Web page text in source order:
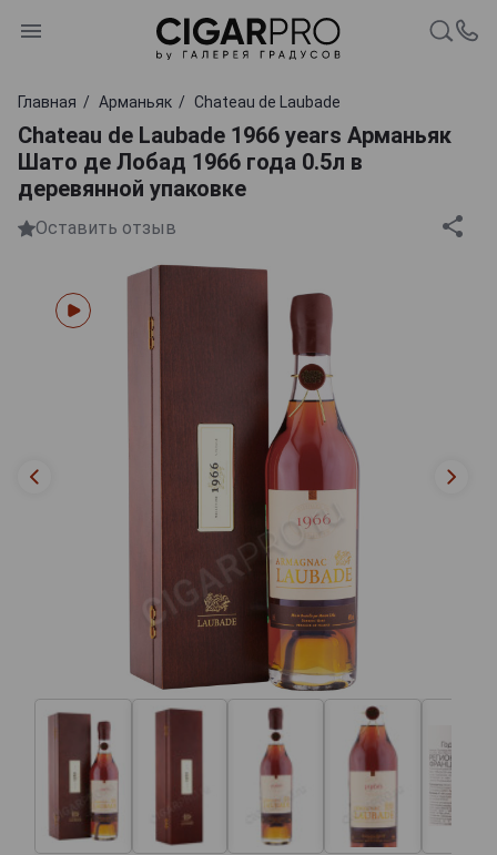
Главная Арманьяк Chateau de Laubade
Chateau de Laubade 1966 years Арманьяк
Шато де Лобад 1966 года 0.5л в
деревянной упаковке
Оставить отзыв